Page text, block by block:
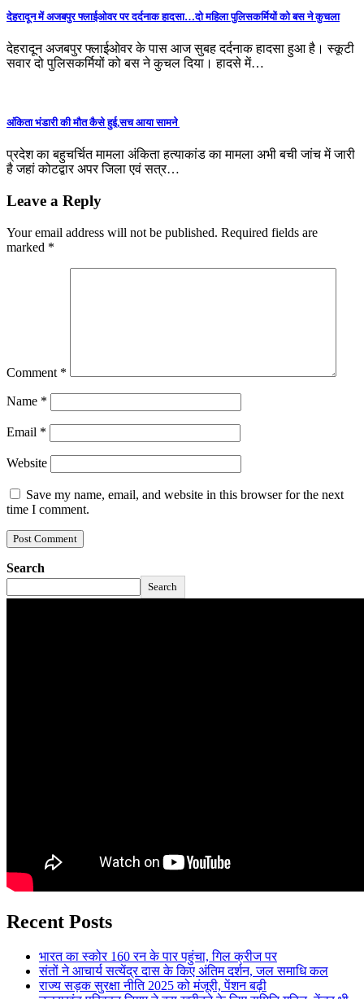
देहरादून में अजबपुर फ्लाईओवर पर दर्दनाक हादसा…दो महिला पुलिसकर्मियों को बस ने कुचला
देहरादून अजबपुर फ्लाईओवर के पास आज सुबह दर्दनाक हादसा हुआ है। स्कूटी
सवार दो पुलिसकर्मियों को बस ने कुचल दिया। हादसे में…
अंकिता भंडारी की मौत कैसे हुई,सच आया सामने
प्रदेश का बहुचर्चित मामला अंकिता हत्याकांड का मामला अभी बची जांच में जारी
है जहां कोटद्वार अपर जिला एवं सत्र…
Leave a Reply
Your email address will not be published. Required fields are
marked *
Comment *
Name *
Email *
Website
Save my name, email, and website in this browser for the next
time I comment.
Search
Search
Recent Posts
भारत का स्कोर 160 रन के पार पहुंचा, गिल क्रीज पर
संतों ने आचार्य सत्येंद्र दास के किए अंतिम दर्शन, जल समाधि कल
राज्य सड़क सुरक्षा नीति 2025 को मंजूरी, पेंशन बढ़ी